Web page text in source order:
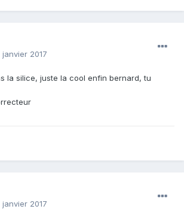
janvier 2017
la silice, juste la cool enfin bernard, tu
janvier 2017